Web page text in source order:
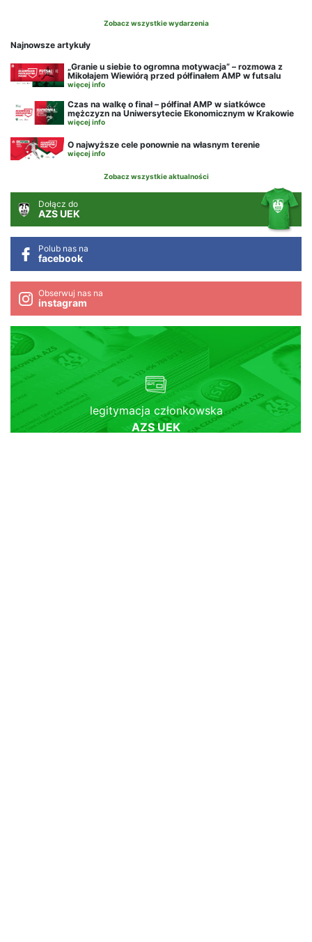
Zobacz wszystkie wydarzenia
Najnowsze artykuły
„Granie u siebie to ogromna motywacja” – rozmowa z
Mikołajem Wiewiórą przed półfinałem AMP w futsalu
więcej info
Czas na walkę o finał – półfinał AMP w siatkówce
mężczyzn na Uniwersytecie Ekonomicznym w Krakowie
więcej info
O najwyższe cele ponownie na własnym terenie
więcej info
Zobacz wszystkie aktualności
Dołącz do
AZS UEK
Polub nas na
facebook
Obserwuj nas na
instagram
legitymacja członkowska
AZS UEK